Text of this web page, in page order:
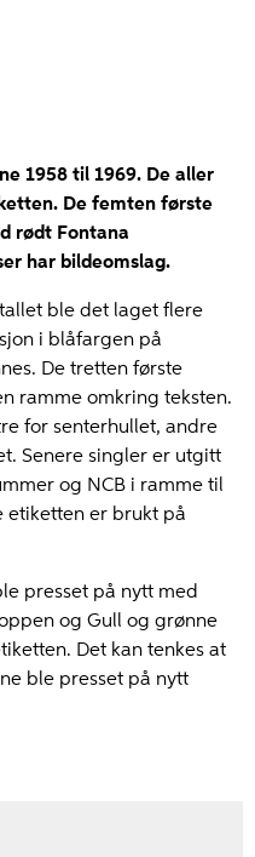
1958 til 1969. De aller
De femten første
rødt Fontana
har bildeomslag.
ble det laget flere
i blåfargen på
De tretten første
ramme omkring teksten.
for senterhullet, andre
Senere singler er utgitt
og NCB i ramme til
etiketten er brukt på
presset på nytt med
og Gull og grønne
Det kan tenkes at
ble presset på nytt